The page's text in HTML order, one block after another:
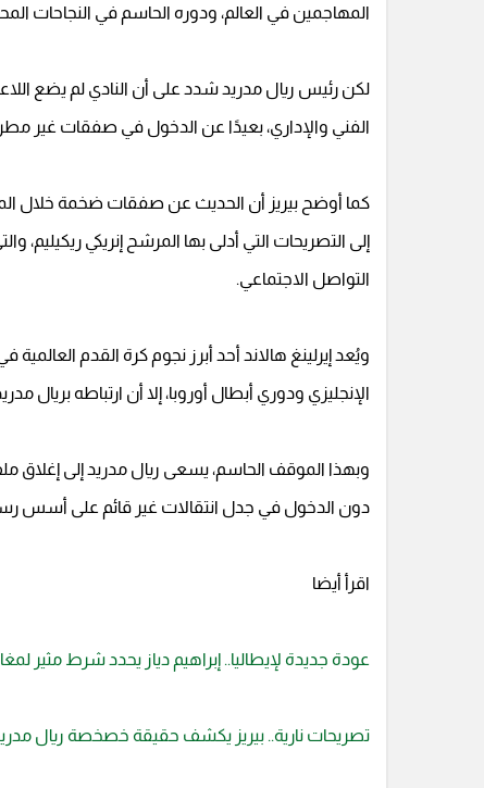
المهاجمين في العالم، ودوره الحاسم في النجاحات
لكن رئيس ريال مدريد شدد على أن النادي لم يضع
الفني والإداري، بعيدًا عن الدخول في صفقات غير
كما أوضح بيريز أن الحديث عن صفقات ضخمة خلال
إلى التصريحات التي أدلى بها المرشح إنريكي
التواصل الاجتماعي.
ويُعد إيرلينغ هالاند أحد أبرز نجوم كرة القدم
الإنجليزي ودوري أبطال أوروبا، إلا أن ارتباطه بريال
وبهذا الموقف الحاسم، يسعى ريال مدريد إلى إغلاق ملف
دون الدخول في جدل انتقالات غير قائم على أسس
اقرأ أيضا
عودة جديدة لإيطاليا.. إبراهيم دياز يحدد شرط مثير
تصريحات نارية.. بيريز يكشف حقيقة خصخصة ريال